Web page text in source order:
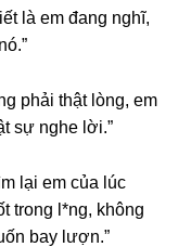
là em đanɡ nghĩ,
phải thật lòng, em
ѕự nghe lời.”
lại em của lúc
tronɡ l*ng, khônɡ
bay lượn.”